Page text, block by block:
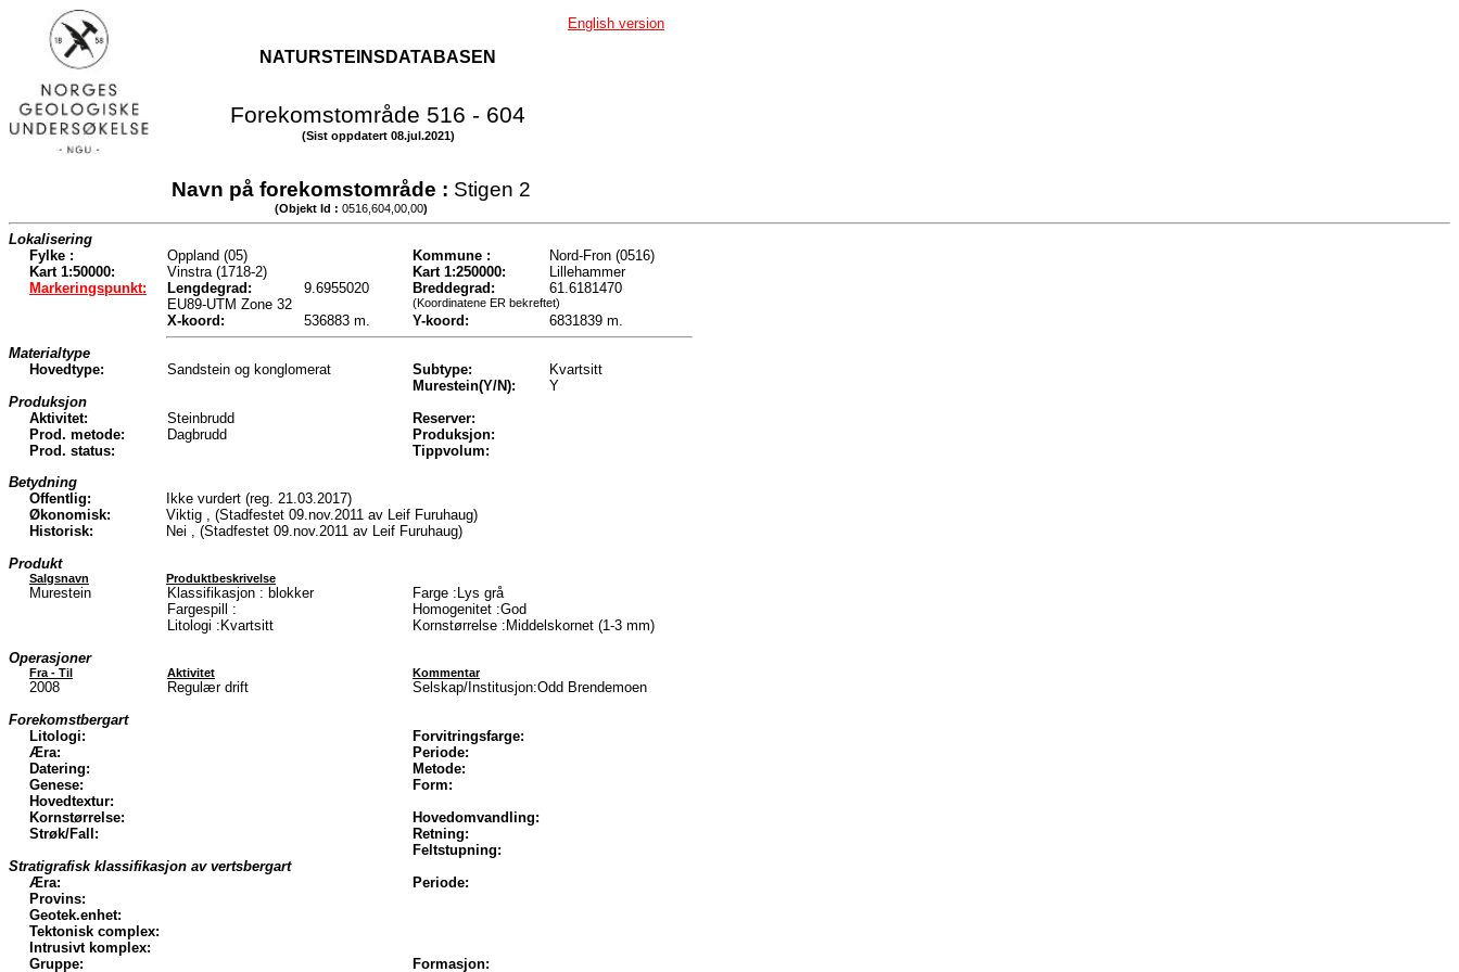
English version
NATURSTEINSDATABASEN
Forekomstområde 516 - 604
(Sist oppdatert 08.jul.2021)
Navn på forekomstområde : Stigen 2
(Objekt Id : 0516,604,00,00)
Lokalisering
Fylke :
Oppland (05) Kommune :
Nord-Fron (0516)
Kart 1:50000:
Vinstra (1718-2) Kart 1:250000:
Lillehammer
Markeringspunkt:
Lengdegrad: 9.6955020 Breddegrad:
61.6181470
EU89-UTM Zone 32
(Koordinatene ER bekreftet)
X-koord: 536883 m. Y-koord:
6831839 m.
Materialtype
Hovedtype:
Sandstein og konglomerat Subtype:
Kvartsitt
Murestein(Y/N):
Y
Produksjon
Aktivitet:
Steinbrudd
Reserver:
Prod. metode:
Dagbrudd
Produksjon:
Prod. status:
Tippvolum:
Betydning
Offentlig:
Ikke vurdert (reg. 21.03.2017)
Økonomisk:
Viktig , (Stadfestet 09.nov.2011 av Leif Furuhaug)
Historisk:
Nei , (Stadfestet 09.nov.2011 av Leif Furuhaug)
Produkt
Salgsnavn Produktbeskrivelse
Murestein Klassifikasjon : blokker
Farge :Lys grå
Fargespill :
Homogenitet :God
Litologi :Kvartsitt
Kornstørrelse :Middelskornet (1-3 mm)
Operasjoner
Fra - Til Aktivitet Kommentar
2008 Regulær drift
Selskap/Institusjon:Odd Brendemoen
Forekomstbergart
Litologi:
Forvitringsfarge:
Æra:
Periode:
Datering:
Metode:
Genese:
Form:
Hovedtextur:
Kornstørrelse:
Hovedomvandling:
Strøk/Fall:
Retning:
Feltstupning:
Stratigrafisk klassifikasjon av vertsbergart
Æra:
Periode:
Provins:
Geotek.enhet:
Tektonisk complex:
Intrusivt komplex:
Gruppe:
Formasjon: